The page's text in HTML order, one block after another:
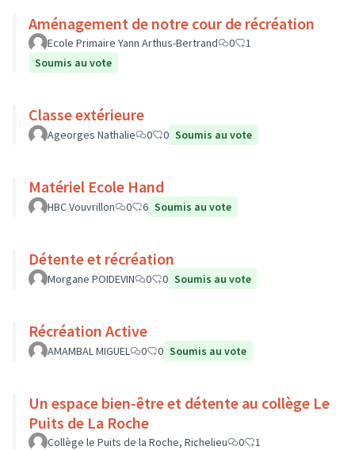
Aménagement de notre cour de récréation
Ecole Primaire Yann Arthus-Bertrand 0
1
Soumis au vote
Classe extérieure
Ageorges Nathalie 0 0 Soumis au vote
Matériel Ecole Hand
HBC Vouvrillon 0 6 Soumis au vote
Détente et récréation
Morgane POIDEVIN 0 0 Soumis au vote
Récréation Active
AMAMBAL MIGUEL 0 0 Soumis au vote
Un espace bien-être et détente au collège Le
Puits de La Roche
Collège le Puits de la Roche, Richelieu 0
1